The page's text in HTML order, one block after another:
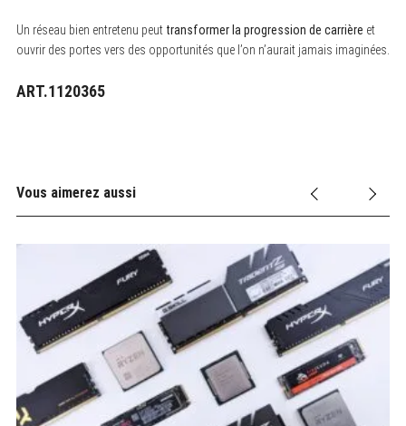
Un réseau bien entretenu peut transformer la progression de carrière et
ouvrir des portes vers des opportunités que l’on n’aurait jamais imaginées.
ART.1120365
Vous aimerez aussi